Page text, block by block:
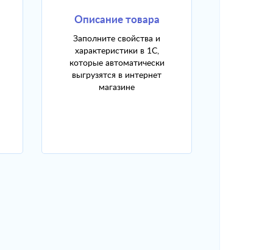
Описание товара
Заполните свойства и
характеристики в 1С,
которые автоматически
выгрузятся в интернет
магазине